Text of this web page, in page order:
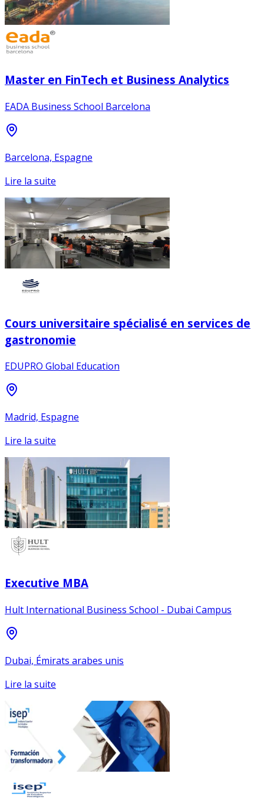
Master en FinTech et Business Analytics
EADA Business School Barcelona
Barcelona, Espagne
Lire la suite
Cours universitaire spécialisé en services de
gastronomie
EDUPRO Global Education
Madrid, Espagne
Lire la suite
Executive MBA
Hult International Business School - Dubai Campus
Dubai, Émirats arabes unis
Lire la suite